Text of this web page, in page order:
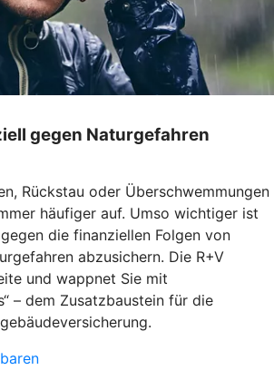
gegen Naturgefahren
Rückstau oder Überschwemmungen
häufiger auf. Umso wichtiger ist
die finanziellen Folgen von
abzusichern. Die R+V
und wappnet Sie mit
– dem Zusatzbaustein für die